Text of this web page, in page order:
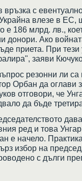
връзка с
влезе в
е 186 млрд. лв.,
донори. Ако
приета. При
заяви
резонни ли
Орбан да оглави
отговори, че
да бъде
ред и това
е начело.
избор на
с дълги